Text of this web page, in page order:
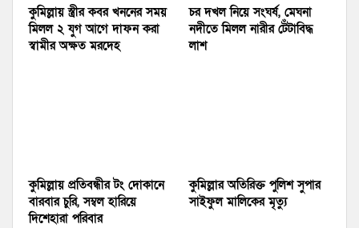
কুমিল্লায় স্ত্রীর কবর খননের সময়
মিলল ২ যুগ আগে দাফন করা
স্বামীর অক্ষত মরদেহ
চর দখল নিয়ে সংঘর্ষ, মেঘনা
নদীতে মিলল নারীর টেঁটাবিদ্ধ
লাশ
কুমিল্লায় প্রতিবন্ধীর টং দোকানে
বারবার চুরি, সম্বল হারিয়ে
দিশেহারা পরিবার
কুমিল্লার অতিরিক্ত পুলিশ সুপার
সাইফুল মালিকের মৃত্যু